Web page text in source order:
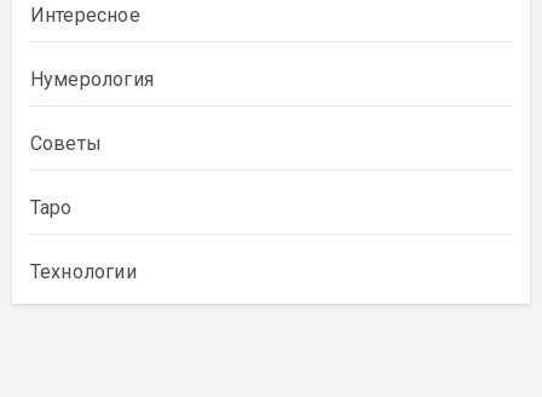
Интересное
Нумерология
Советы
Таро
Технологии